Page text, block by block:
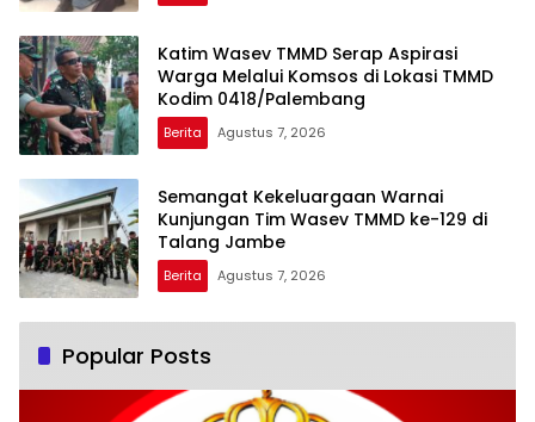
Katim Wasev TMMD Serap Aspirasi
Warga Melalui Komsos di Lokasi TMMD
Kodim 0418/Palembang
Berita Agustus 7, 2026
Semangat Kekeluargaan Warnai
Kunjungan Tim Wasev TMMD ke-129 di
Talang Jambe
Berita Agustus 7, 2026
Popular Posts